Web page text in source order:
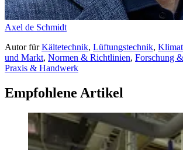
Axel de Schmidt
AutorfürKältetechnik, Lüftungstechnik,
und Markt, Normen & Richtlinien, Forschung
Praxis & Handwerk
Empfohlene Artikel